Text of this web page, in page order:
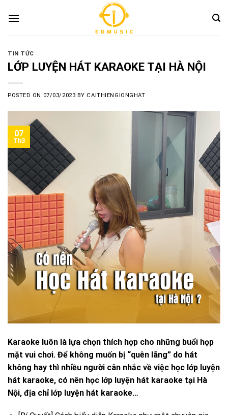
TIN TỨC
LỚP LUYỆN HÁT KARAOKE TẠI HÀ NỘI
POSTED ON 07/03/2023 BY CAITHIENGIONGHAT
07
Th3
Karaoke luôn là lựa chọn thích hợp cho những buổi họp
mặt vui chơi. Để không muốn bị “quên lãng” do hát
không hay thì nhiều người cân nhắc về việc học lớp luyện
hát karaoke, có nên học lớp luyện hát karaoke tại Hà
Nội, địa chỉ lớp luyện hát karaoke…